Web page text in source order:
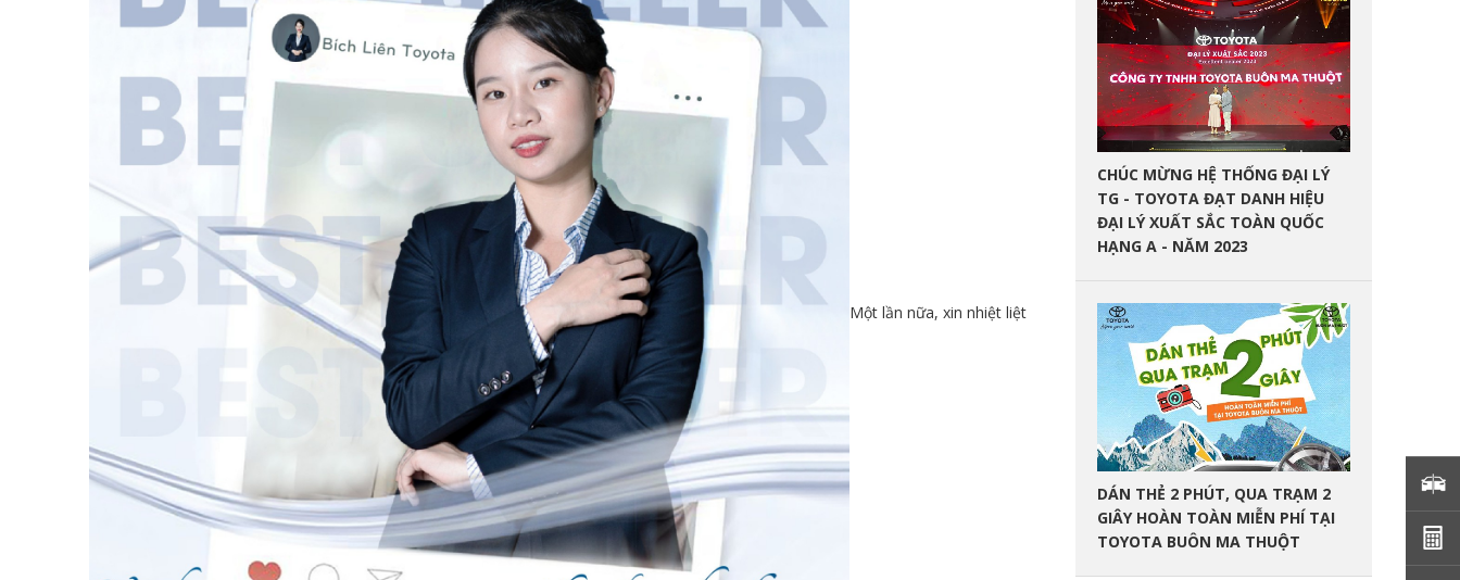
Một lần nữa, xin nhiệt liệt
CHÚC MỪNG HỆ THỐNG ĐẠI LÝ
TG - TOYOTA ĐẠT DANH HIỆU
ĐẠI LÝ XUẤT SẮC TOÀN QUỐC
HẠNG A - NĂM 2023
DÁN THẺ 2 PHÚT, QUA TRẠM 2
GIÂY HOÀN TOÀN MIỄN PHÍ TẠI
TOYOTA BUÔN MA THUỘT